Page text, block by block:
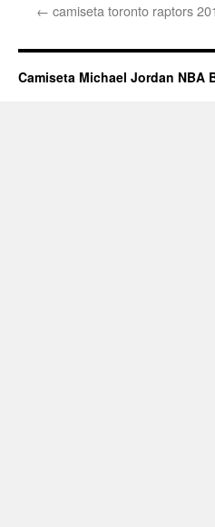
← camiseta toronto raptors
Camiseta Michael Jordan NBA